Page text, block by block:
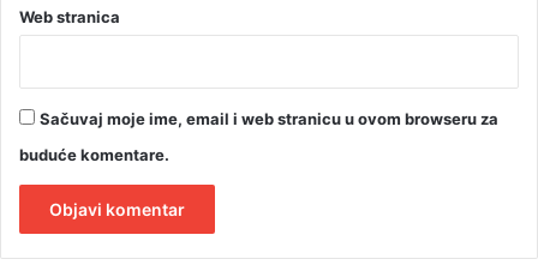
Web stranica
Sačuvaj moje ime, email i web stranicu u ovom browseru za
buduće komentare.